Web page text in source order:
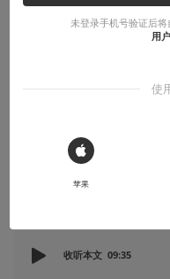
核众MaZQuR
收听本文 09:35
未登录手机号验证后
用
使
 Sign in with Apple
苹果